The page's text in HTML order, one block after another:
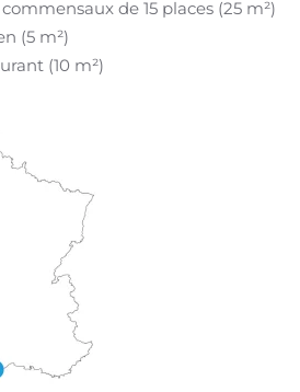
de 15 places (25 m²)
(5 m²)
(10 m²)